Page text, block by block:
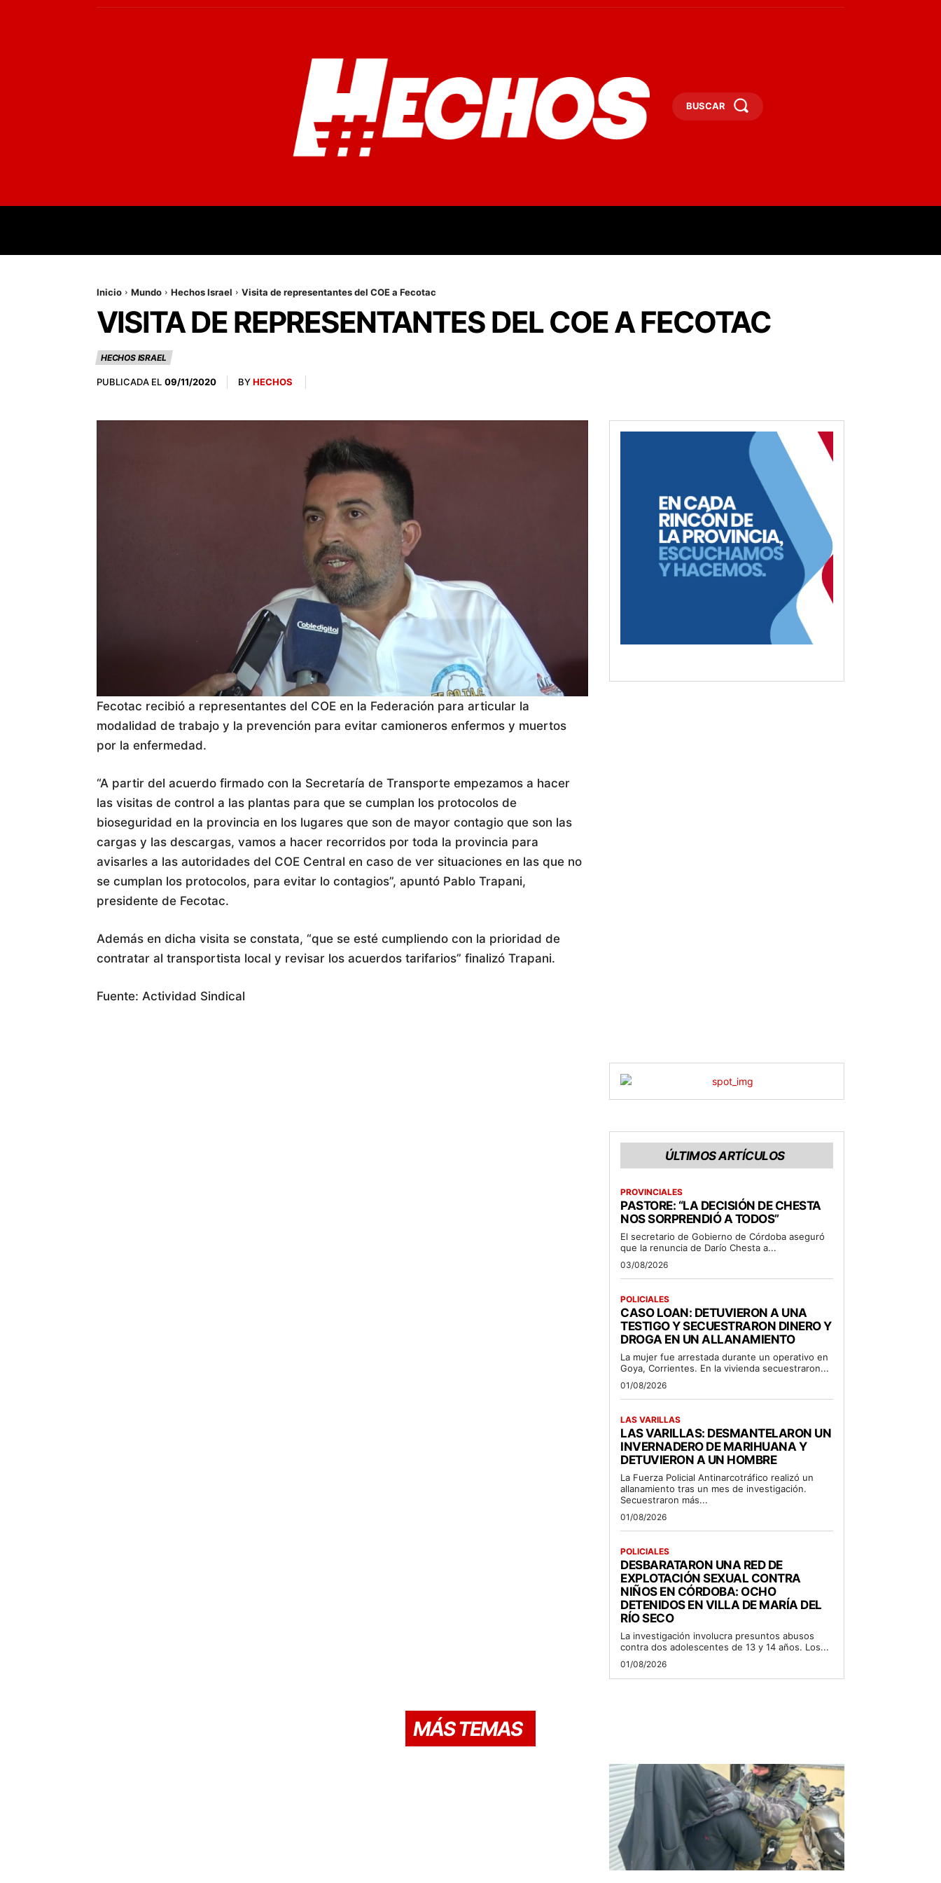
BUSCAR
Inicio Mundo Hechos Israel Visita de representantes del COE a Fecotac
VISITA DE REPRESENTANTES DEL COE A FECOTAC
HECHOS ISRAEL
PUBLICADA EL 09/11/2020 BYHECHOS
Fecotac recibió a representantes del COE en la Federación para articular la
modalidad de trabajo y la prevención para evitar camioneros enfermos y muertos
por la enfermedad.
“A partir del acuerdo firmado con la Secretaría de Transporte empezamos a hacer
las visitas de control a las plantas para que se cumplan los protocolos de
bioseguridad en la provincia en los lugares que son de mayor contagio que son las
cargas y las descargas, vamos a hacer recorridos por toda la provincia para
avisarles a las autoridades del COE Central en caso de ver situaciones en las que no
se cumplan los protocolos, para evitar lo contagios”, apuntó Pablo Trapani,
presidente de Fecotac.
Además en dicha visita se constata, “que se esté cumpliendo con la prioridad de
contratar al transportista local y revisar los acuerdos tarifarios” finalizó Trapani.
Fuente: Actividad Sindical
ÚLTIMOS ARTÍCULOS
PROVINCIALES
PASTORE: “LA DECISIÓN DE CHESTA
NOS SORPRENDIÓ A TODOS”
El secretario de Gobierno de Córdoba aseguró
que la renuncia de Darío Chesta a...
03/08/2026
POLICIALES
CASO LOAN: DETUVIERON A UNA
TESTIGO Y SECUESTRARON DINERO Y
DROGA EN UN ALLANAMIENTO
La mujer fue arrestada durante un operativo en
Goya, Corrientes. En la vivienda secuestraron...
01/08/2026
LAS VARILLAS
LAS VARILLAS: DESMANTELARON UN
INVERNADERO DE MARIHUANA Y
DETUVIERON A UN HOMBRE
La Fuerza Policial Antinarcotráfico realizó un
allanamiento tras un mes de investigación.
Secuestraron más...
01/08/2026
POLICIALES
DESBARATARON UNA RED DE
EXPLOTACIÓN SEXUAL CONTRA
NIÑOS EN CÓRDOBA: OCHO
DETENIDOS EN VILLA DE MARÍA DEL
RÍO SECO
La investigación involucra presuntos abusos
contra dos adolescentes de 13 y 14 años. Los...
01/08/2026
MÁS TEMAS